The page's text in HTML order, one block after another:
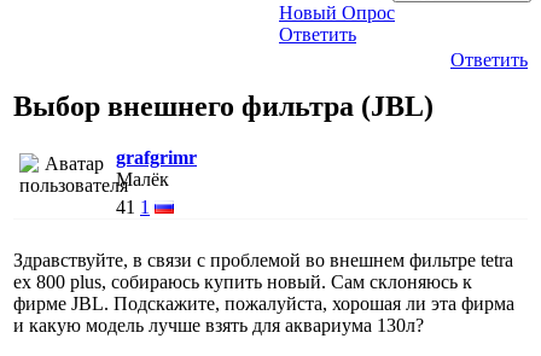
Новый Опрос
Ответить
Ответить
Выбор внешнего фильтра (JBL)
grafgrimr
Малёк
41 1
Здравствуйте, в связи с проблемой во внешнем фильтре tetra
ex 800 plus, собираюсь купить новый. Сам склоняюсь к
фирме JBL. Подскажите, пожалуйста, хорошая ли эта фирма
и какую модель лучше взять для аквариума 130л?